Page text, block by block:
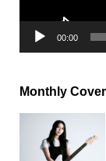
00:00
Monthly